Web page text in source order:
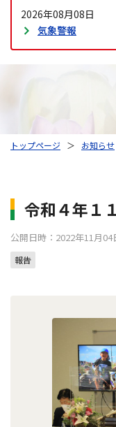
2026年08月08日
気象警報
トップページ ＞ お知らせ
令和４年１
公開日時：2022年11月04
報告